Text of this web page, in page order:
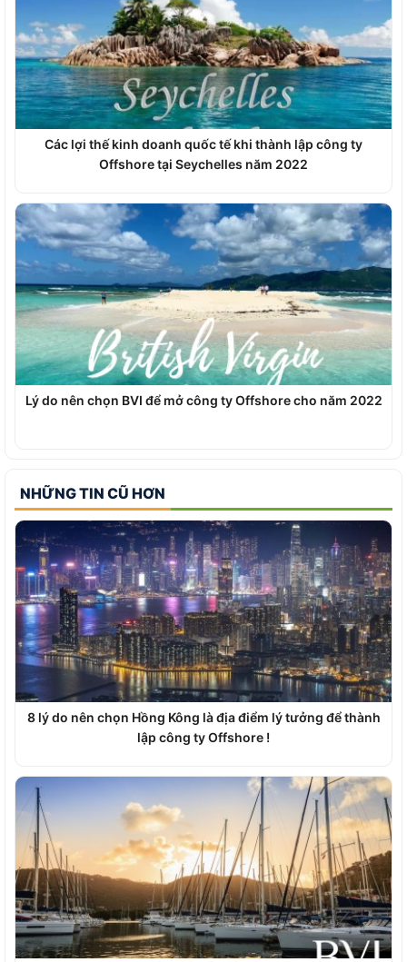
Các lợi thế kinh doanh quốc tế khi thành lập công ty
Offshore tại Seychelles năm 2022
Lý do nên chọn BVI để mở công ty Offshore cho năm 2022
NHỮNG TIN CŨ HƠN
8 lý do nên chọn Hồng Kông là địa điểm lý tưởng để thành
lập công ty Offshore !